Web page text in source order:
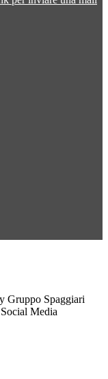
Gruppo Spaggiari
Media